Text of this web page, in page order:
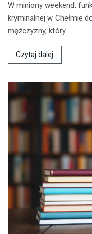
W miniony weekend,
kryminalnej w Chełmie
mężczyzny, który…
Czytaj dalej